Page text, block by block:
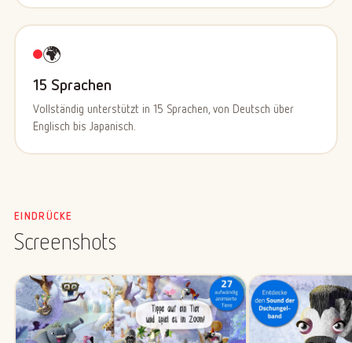
🌍
15 Sprachen
Vollständig unterstützt in 15 Sprachen, von Deutsch über
Englisch bis Japanisch.
EINDRÜCKE
Screenshots